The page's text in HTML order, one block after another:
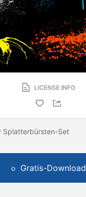
LICENSE INFO
Splatterbürsten-Set
Gratis-Download